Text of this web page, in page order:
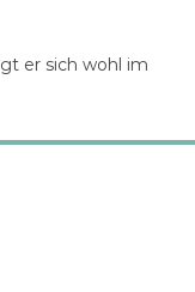
er sich wohl im